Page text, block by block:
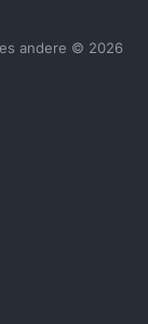
andere © 2026